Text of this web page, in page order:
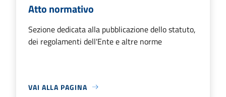
Atto normativo
Sezione dedicata alla pubblicazione dello statuto,
dei regolamenti dell'Ente e altre norme
VAI ALLA PAGINA